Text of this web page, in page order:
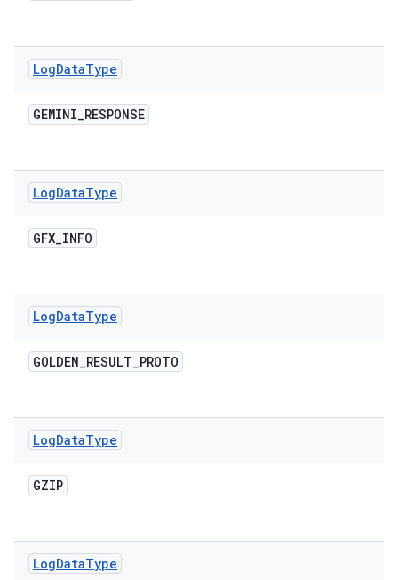
LogDataType
GEMINI_RESPONSE
LogDataType
GFX_INFO
LogDataType
GOLDEN_RESULT_PROTO
LogDataType
GZIP
LogDataType